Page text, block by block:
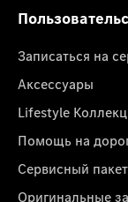
Записаться на
Аксессуары
Lifestyle
Помощь на
Сервисный пакет
Оригинальные